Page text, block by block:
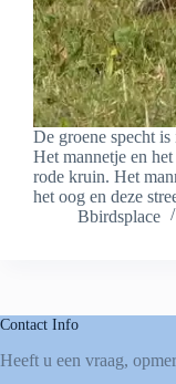
De groene specht is
Het mannetje en
rode kruin. Het
het oog en deze
Bbirdsplace
Contact Info
Heeft u een vraag,